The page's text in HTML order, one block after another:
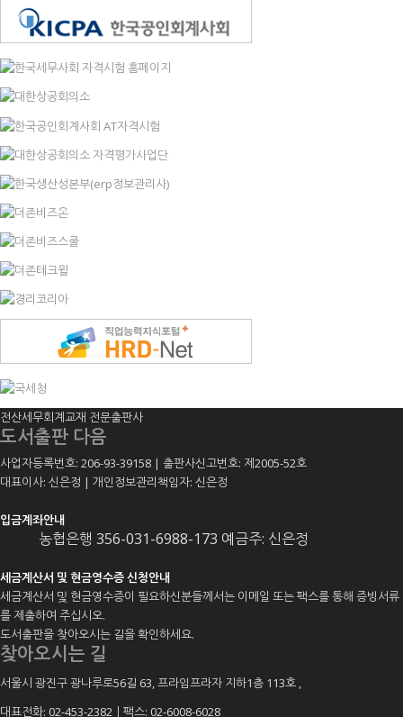
전산세무회계교재 전문출판사
도서출판 다음
사업자등록번호: 206-93-39158 | 출판사신고번호: 제2005-52호
대표이사: 신은정 | 개인정보관리책임자: 신은정
입금계좌안내
농협은행 356-031-6988-173 예금주: 신은정
세금계산서 및 현금영수증 신청안내
세금계산서 및 현금영수증이 필요하신분들께서는 이메일 또는 팩스를 통해 증빙서류
를 제출하여 주십시오.
도서출판을 찾아오시는 길을 확인하세요.
찾아오시는 길
서울시 광진구 광나루로56길 63, 프라임프라자 지하1층 113호 ,
대표전화: 02-453-2382ㅣ팩스: 02-6008-6028